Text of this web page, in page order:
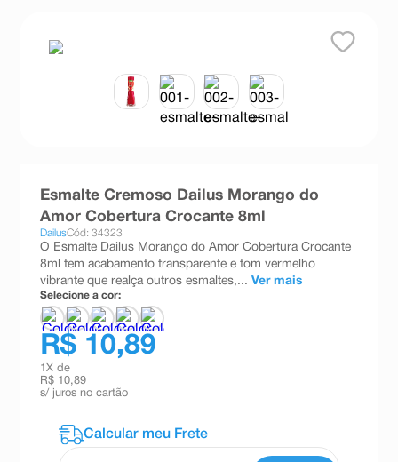
lenço umedecido
teste gravidez
10ºesmalte
Esmalte Cremoso Dailus Morango do
Amor Cobertura Crocante 8ml
DailusCód: 34323
O Esmalte Dailus Morango do Amor Cobertura Crocante
8ml tem acabamento transparente e tom vermelho
vibrante que realça outros esmaltes,... Ver mais
Selecione a cor:
R$ 10,89
1 X de
R$ 10,89
s/ juros no cartão